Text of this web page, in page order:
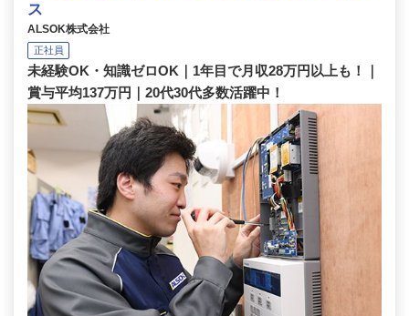
ス
ALSOK株式会社
正社員
未経験OK・知識ゼロOK｜1年目で月収28万円以上も！｜
賞与平均137万円｜20代30代多数活躍中！